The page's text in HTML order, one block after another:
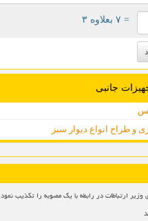
= ۷ بعلاوه ۳
جانبی
و طراح انواع دیوار سبز
ارتباطات در رابطه با یک مصوبه را تکذیب نمود